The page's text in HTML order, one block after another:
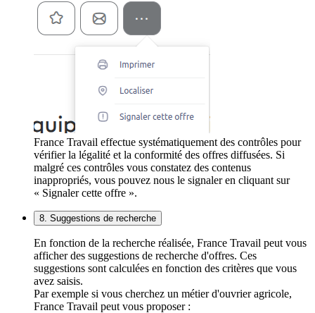
France Travail effectue systématiquement des contrôles pour
vérifier la légalité et la conformité des offres diffusées. Si
malgré ces contrôles vous constatez des contenus
inappropriés, vous pouvez nous le signaler en cliquant sur
« Signaler cette offre ».
8. Suggestions de recherche
En fonction de la recherche réalisée, France Travail peut vous
afficher des suggestions de recherche d'offres. Ces
suggestions sont calculées en fonction des critères que vous
avez saisis.
Par exemple si vous cherchez un métier d'ouvrier agricole,
France Travail peut vous proposer :